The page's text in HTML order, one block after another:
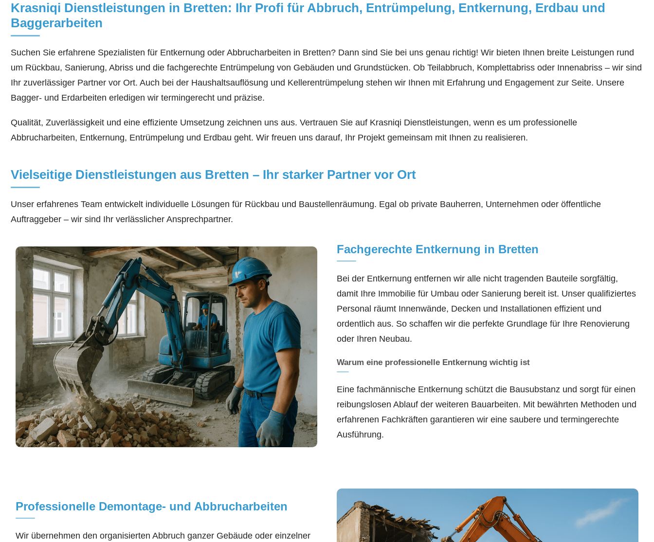
Krasniqi Dienstleistungen in Bretten: Ihr Profi für Abbruch, Entrümpelung, Entkernung, Erdbau und
Baggerarbeiten
Suchen Sie erfahrene Spezialisten für Entkernung oder Abbrucharbeiten in Bretten? Dann sind Sie bei uns genau richtig! Wir bieten Ihnen breite Leistungen rund
um Rückbau, Sanierung, Abriss und die fachgerechte Entrümpelung von Gebäuden und Grundstücken. Ob Teilabbruch, Komplettabriss oder Innenabriss – wir sind
Ihr zuverlässiger Partner vor Ort. Auch bei der Haushaltsauflösung und Kellerentrümpelung stehen wir Ihnen mit Erfahrung und Engagement zur Seite. Unsere
Bagger- und Erdarbeiten erledigen wir termingerecht und präzise.
Qualität, Zuverlässigkeit und eine effiziente Umsetzung zeichnen uns aus. Vertrauen Sie auf Krasniqi Dienstleistungen, wenn es um professionelle
Abbrucharbeiten, Entkernung, Entrümpelung und Erdbau geht. Wir freuen uns darauf, Ihr Projekt gemeinsam mit Ihnen zu realisieren.
Vielseitige Dienstleistungen aus Bretten – Ihr starker Partner vor Ort
Unser erfahrenes Team entwickelt individuelle Lösungen für Rückbau und Baustellenräumung. Egal ob private Bauherren, Unternehmen oder öffentliche
Auftraggeber – wir sind Ihr verlässlicher Ansprechpartner.
Fachgerechte Entkernung in Bretten
Bei der Entkernung entfernen wir alle nicht tragenden Bauteile sorgfältig,
damit Ihre Immobilie für Umbau oder Sanierung bereit ist. Unser qualifiziertes
Personal räumt Innenwände, Decken und Installationen effizient und
ordentlich aus. So schaffen wir die perfekte Grundlage für Ihre Renovierung
oder Ihren Neubau.
Warum eine professionelle Entkernung wichtig ist
Eine fachmännische Entkernung schützt die Bausubstanz und sorgt für einen
reibungslosen Ablauf der weiteren Bauarbeiten. Mit bewährten Methoden und
erfahrenen Fachkräften garantieren wir eine saubere und termingerechte
Ausführung.
Professionelle Demontage- und Abbrucharbeiten
Wir übernehmen den organisierten Abbruch ganzer Gebäude oder einzelner